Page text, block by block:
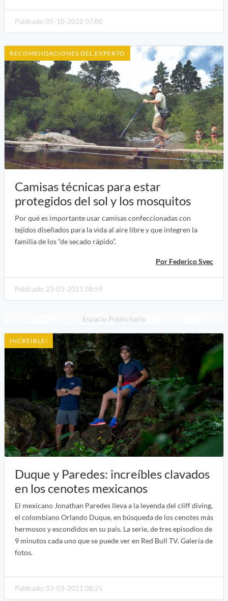
Publicado: 05-10-2022 07:00
RECOMENDACIONES DEL EXPERTO
Camisas técnicas para estar
protegidos del sol y los mosquitos
Por qué es importante usar camisas confeccionadas con
tejidos diseñados para la vida al aire libre y que integren la
familia de los “de secado rápido”.
Por Federico Svec
Publicado: 23-03-2021 08:59
Espacio Publicitario
INCREIBLE!
Duque y Paredes: increíbles clavados
en los cenotes mexicanos
El mexicano Jonathan Paredes lleva a la leyenda del cliff diving,
el colombiano Orlando Duque, en búsqueda de los cenotes más
hermosos y escondidos en su país. La serie, de tres episodios de
9 minutos cada uno que se puede ver en Red Bull TV. Galería de
fotos.
Publicado: 03-03-2021 08:25